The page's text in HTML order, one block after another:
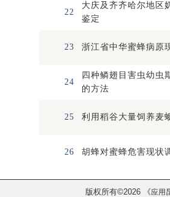
22
大庆及齐齐哈尔地区
鉴定
23 浙江省中华蜜蜂病原
24
四种鳞翅目害虫幼虫
的方法
25 利用稻谷大量饲养麦
26 胡蜂对蜜蜂危害现状
版权所有©2026 《应用